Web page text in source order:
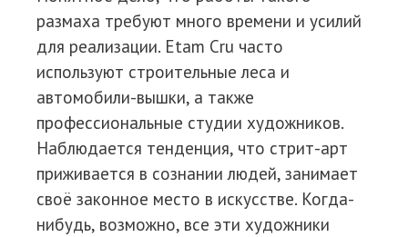
размаха требуют много времени и усилий
для реализации. Etam Cru часто
используют строительные леса и
автомобили-вышки, а также
профессиональные студии художников.
Наблюдается тенденция, что стрит-арт
приживается в сознании людей, занимает
своё законное место в искусстве. Когда-
нибудь, возможно, все эти художники